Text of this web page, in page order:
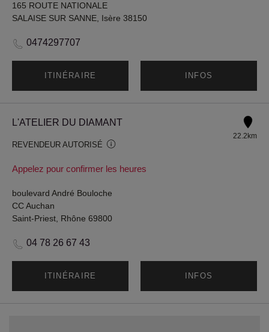
165 ROUTE NATIONALE
SALAISE SUR SANNE, Isère 38150
0474297707
ITINÉRAIRE INFOS
L'ATELIER DU DIAMANT
REVENDEUR AUTORISÉ
Appelez pour confirmer les heures
22.2km
boulevard André Bouloche
CC Auchan
Saint-Priest, Rhône 69800
04 78 26 67 43
ITINÉRAIRE INFOS